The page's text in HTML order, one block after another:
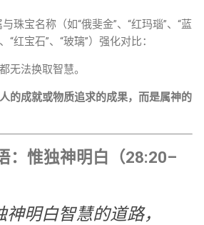
珠宝名称（如“俄斐金”、“红玛瑙”、“蓝
“红宝石”、“玻璃”）强化对比：
无法换取智慧。
的成就或物质追求的成果，而是属神的
：惟独神明白（28:20–
明白智慧的道路，